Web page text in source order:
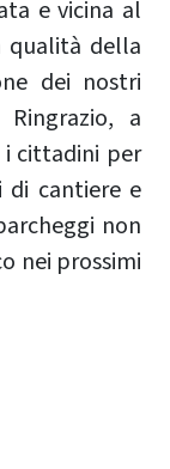
e vicina al
qualità della
dei nostri
a
i cittadini per
di cantiere e
non
nei prossimi